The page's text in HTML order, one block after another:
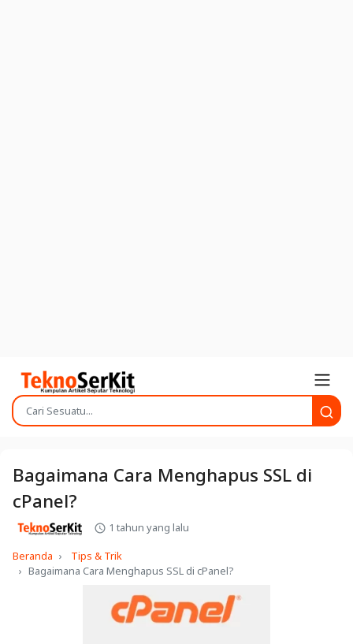
Bagaimana Cara Menghapus SSL di
cPanel?
1 tahun yang lalu
Beranda
Tips & Trik
Bagaimana Cara Menghapus SSL di cPanel?